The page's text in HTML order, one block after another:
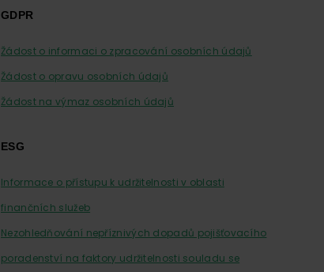
GDPR
Žádost o informaci o zpracování osobních údajů
Žádost o opravu osobních údajů
Žádost na výmaz osobních údajů
ESG
Informace o přístupu k udržitelnosti v oblasti
finančních služeb
Nezohledňování nepříznivých dopadů pojišťovacího
poradenství na faktory udržitelnosti souladu se